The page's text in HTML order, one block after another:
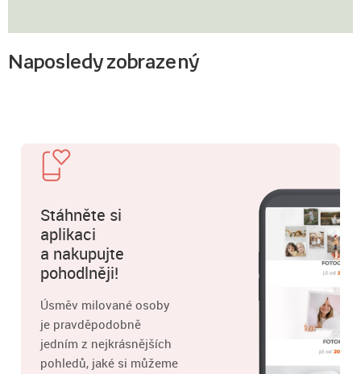
Naposledy zobrazený
Stáhněte si
aplikaci
a nakupujte
pohodlněji!
Úsměv milované osoby
je pravděpodobně
jedním z nejkrásnějších
pohledů, jaké si můžeme